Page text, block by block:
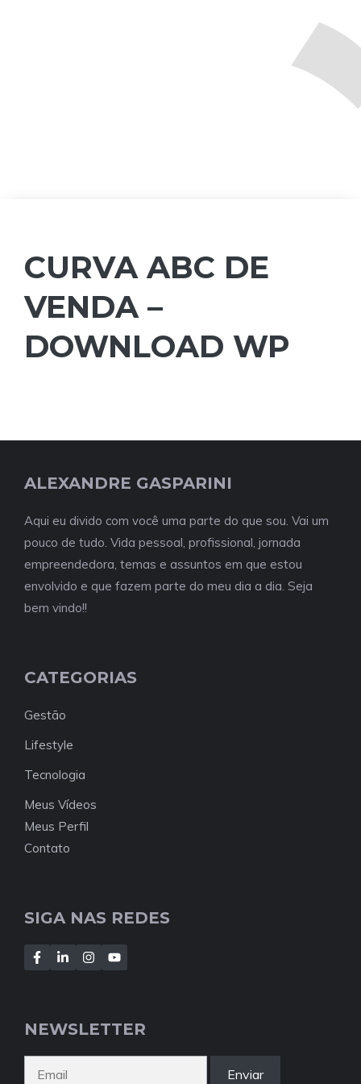
CURVA ABC DE
VENDA –
DOWNLOAD WP
ALEXANDRE GASPARINI
Aqui eu divido com você uma parte do que sou. Vai um
pouco de tudo. Vida pessoal, profissional, jornada
empreendedora, temas e assuntos em que estou
envolvido e que fazem parte do meu dia a dia. Seja
bem vindo!!
CATEGORIAS
Gestão
Lifestyle
Tecnologia
Meus Vídeos
Meus Perfil
Contato
SIGA NAS REDES
NEWSLETTER
Enviar